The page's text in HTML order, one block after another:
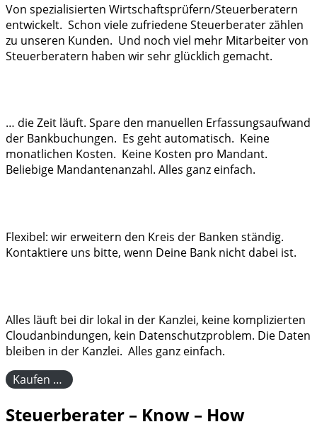
Von spezialisierten Wirtschaftsprüfern/Steuerberatern
entwickelt. Schon viele zufriedene Steuerberater zählen
zu unseren Kunden. Und noch viel mehr Mitarbeiter von
Steuerberatern haben wir sehr glücklich gemacht.
… die Zeit läuft. Spare den manuellen Erfassungsaufwand
der Bankbuchungen. Es geht automatisch. Keine
monatlichen Kosten. Keine Kosten pro Mandant.
Beliebige Mandantenanzahl. Alles ganz einfach.
Flexibel: wir erweitern den Kreis der Banken ständig.
Kontaktiere uns bitte, wenn Deine Bank nicht dabei ist.
Alles läuft bei dir lokal in der Kanzlei, keine komplizierten
Cloudanbindungen, kein Datenschutzproblem. Die Daten
bleiben in der Kanzlei. Alles ganz einfach.
Kaufen …
Steuerberater – Know – How